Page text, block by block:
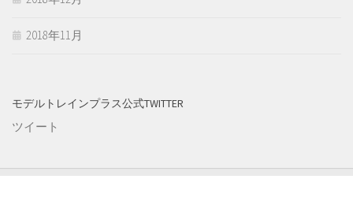
2018年11月
モデルトレインプラス公式TWITTER
ツイート